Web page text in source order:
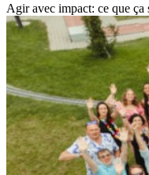
Agir avec impact: ce que